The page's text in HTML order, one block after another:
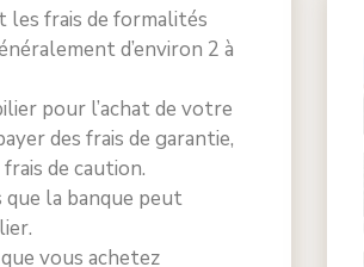
les frais de formalités
d’environ 2 à
pour l’achat de votre
des frais de garantie,
de caution.
que la banque peut
vous achetez